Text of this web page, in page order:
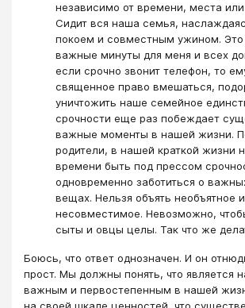
независимо от времени, места или
Сидит вся наша семья,
покоем и совместным ужином. Это
важные минуты для меня и всех
если срочно звонит телефон, то
священное право вмешаться,
уничтожить наше семейное
срочности еще раз побеждает
важные моменты в нашей жизни.
родители, в нашей краткой жизни
времени быть под прессом
одновременно заботиться о
вещах. Нельзя объять необъятное
несовместимое. Невозможно,
сыты и овцы целы. Так что же
Боюсь, что ответ однозначен. И он
прост. Мы должны понять, что является
важным и первостепенным в нашей